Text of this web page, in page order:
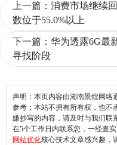
上一篇： 消费市场继续
数位于55.0%以上
下一篇： 华为透露6G最
寻找阶段
声明：本页内容由湖南景煌网络
参考；本站不拥有所有权，也不
嫌抄写的内容，请及时与我们联
在5个工作日内联系您，一经查
网站优化核心技术文章感兴趣，